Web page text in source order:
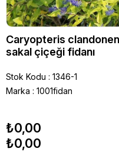
Caryopteris
sakal çiçeği fidanı
Stok Kodu
1346-1
Marka : 1001fidan
₺0,00
₺0,00